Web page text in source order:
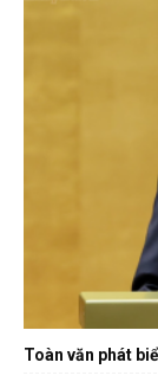
Toàn văn phát